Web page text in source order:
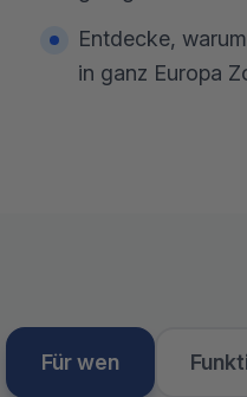
Entdecke,
in ganz Europa
Für wen